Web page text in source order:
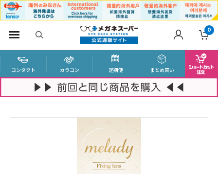
0
コンタクト カラコン 定期便 まとめ買い